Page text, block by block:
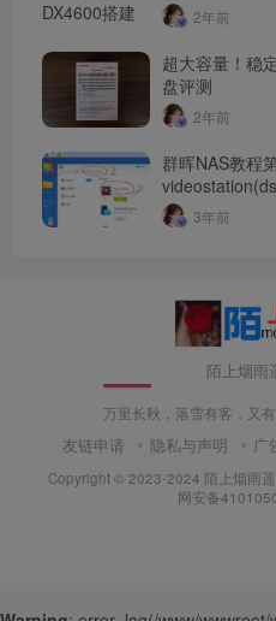
2年前
超大容量！稳
盘评测
2年前
群晖NAS教程
配置3年前
陌上烟雨
万里长秋，落雪有客，又
友链申请 隐私与声明 广
Copyright © 2023-2024 陌上烟雨遥
网安备